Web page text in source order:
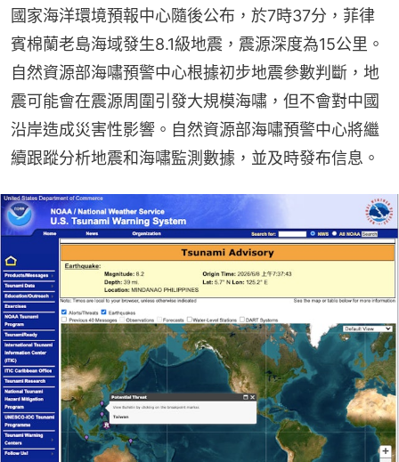
國家海洋環境預報中心隨後公布，於7時37分，菲律
賓棉蘭老島海域發生8.1級地震，震源深度為15公里。
自然資源部海嘯預警中心根據初步地震參數判斷，地
震可能會在震源周圍引發大規模海嘯，但不會對中國
沿岸造成災害性影響。自然資源部海嘯預警中心將繼
續跟蹤分析地震和海嘯監測數據，並及時發布信息。